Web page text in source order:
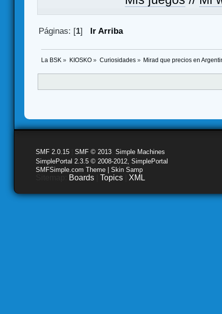
Páginas: [1] Ir Arriba
La BSK » KIOSKO» Curiosidades» Mirad que precios en
SMF 2.0.15 SMF © 2013 Simple Machines
SimplePortal 2.3.5 © 2008-2012, SimplePortal
SMFSimple.com Theme | Skin Samp
Boards Topics XML